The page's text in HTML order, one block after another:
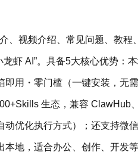
视频介绍、常见问题、教
虾 AI”。具备5大核心优势：
用・零门槛（一键安装，无
生态，兼容 ClawHub
优化执行方式）；还支持微
地，适合办公、创作、开发